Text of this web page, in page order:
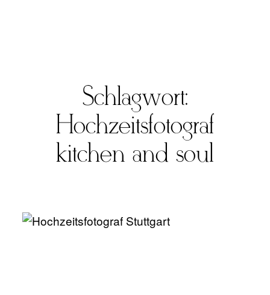
FOTO
VIDEO
Schlagwort:
Hochzeitsfotograf
kitchen and soul